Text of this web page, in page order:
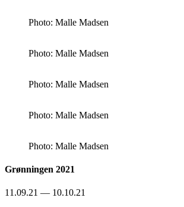
Photo: Malle Madsen
Photo: Malle Madsen
Photo: Malle Madsen
Photo: Malle Madsen
Photo: Malle Madsen
Grønningen 2021
11.09.21 — 10.10.21